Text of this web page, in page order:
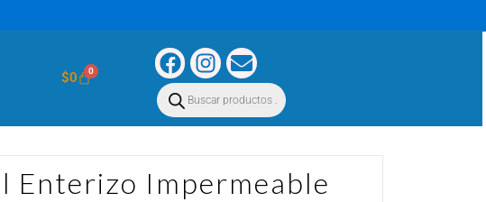
$0 0
Enterizo Impermeable